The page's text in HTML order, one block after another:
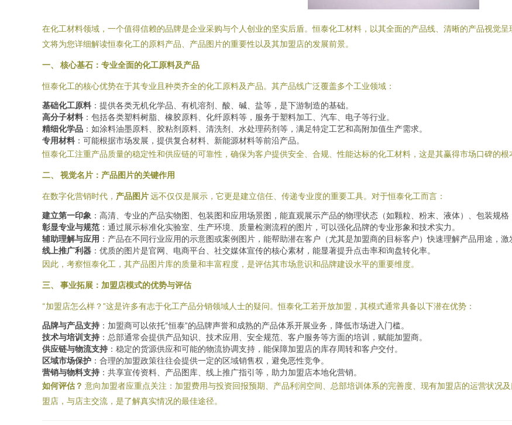
在化工材料领域，一个值得信赖的品牌是企业采购与个人创业的坚实后盾。恒泰化工材料，以其全面的产品线、清晰的产品视觉
文将为您详细解读恒泰化工的原料产品、产品图片的重要性以及其加盟店的发展前景。
一、 核心基石：专业全面的化工原料及产品
恒泰化工的核心优势在于其专业且种类齐全的化工原料及产品。其产品线广泛覆盖多个工业领域：
基础化工原料 ：提供各类无机化学品、有机溶剂、酸、碱、盐等，是下游制造的基础。
高分子材料 ：包括各类塑料树脂、橡胶原料、化纤原料等，服务于塑料加工、汽车、电子等行业。
精细化学品 ：如涂料油墨原料、胶粘剂原料、清洗剂、水处理药剂等，满足特定工艺和高附加值生产需求。
专用材料 ：可能根据市场发展，提供复合材料、新能源材料等前沿产品。
恒泰化工注重产品质量的稳定性和供应链的可靠性，确保为客户提供安全、合规、性能达标的化工材料，这是其赢得市场口碑的根
二、 视觉名片：产品图片的关键作用
在数字化营销时代， 产品图片远不仅仅是展示，它更是建立信任、传递专业度的重要工具。对于恒泰化工而言：
建立第一印象 ：高清、专业的产品实物图、包装图和应用场景图，能直观展示产品的物理状态（如颗粒、粉末、液体）、包装规格
彰显专业与规范 ：通过展示标准化实验室、生产环境、质量检测流程的图片，可以强化品牌的专业形象和技术实力。
辅助理解与应用 ：产品在不同行业应用的示意图或案例图片，能帮助潜在客户（尤其是加盟商的目标客户）快速理解产品用途，激
线上推广利器 ：优质的图片是官网、电商平台、社交媒体宣传的核心素材，能显著提升点击率和询盘转化率。
因此，考察恒泰化工，其产品图片库的质量和丰富程度，是评估其市场意识和品牌建设水平的重要维度。
三、 事业拓展：加盟店模式的优势与评估
“加盟店怎么样？”这是许多有志于化工产品分销领域人士的疑问。恒泰化工若开放加盟，其模式通常具备以下潜在优势：
品牌与产品支持 ：加盟商可以依托“恒泰”的品牌声誉和成熟的产品体系开展业务，降低市场进入门槛。
技术与培训支持 ：总部通常会提供产品知识、技术应用、安全规范、客户服务等方面的培训，赋能加盟商。
供应链与物流支持 ：稳定的货源供应和可能的物流协调支持，能保障加盟店的库存周转和客户交付。
区域市场保护 ：合理的加盟政策往往会提供一定的区域销售权，避免恶性竞争。
营销与物料支持 ：共享宣传资料、产品图库、线上推广指引等，助力加盟店本地化营销。
如何评估？ 意向加盟者应重点关注：加盟费用与投资回报预期、产品利润空间、总部培训体系的完善度、现有加盟店的运营状况
盟店，与店主交流，是了解真实情况的最佳途径。